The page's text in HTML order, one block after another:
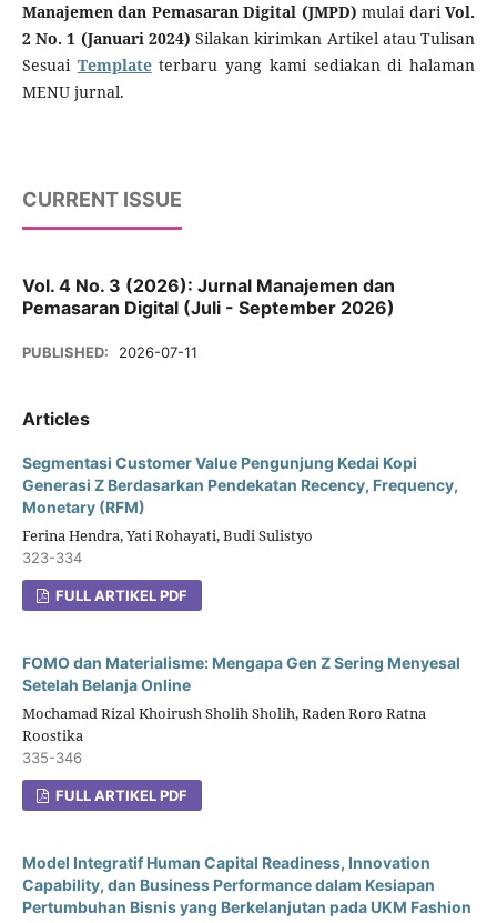
Manajemen dan Pemasaran Digital (JMPD) mulai dariVol.
2 No. 1 (Januari 2024) Silakan kirimkan Artikel atau Tulisan
Sesuai Templateterbaru yang kami sediakan di halaman
MENU jurnal.
CURRENT ISSUE
Vol. 4 No. 3 (2026): Jurnal Manajemen dan
Pemasaran Digital (Juli - September 2026)
PUBLISHED: 2026-07-11
Articles
Segmentasi Customer Value Pengunjung Kedai Kopi
Generasi Z Berdasarkan Pendekatan Recency, Frequency,
Monetary (RFM)
Ferina Hendra, Yati Rohayati, Budi Sulistyo
323-334
FULL ARTIKEL PDF
FOMO dan Materialisme: Mengapa Gen Z Sering Menyesal
Setelah Belanja Online
Mochamad Rizal Khoirush Sholih Sholih, Raden Roro Ratna
Roostika
335-346
FULL ARTIKEL PDF
Model Integratif Human Capital Readiness, Innovation
Capability, dan Business Performance dalam Kesiapan
Pertumbuhan Bisnis yang Berkelanjutan pada UKM Fashion